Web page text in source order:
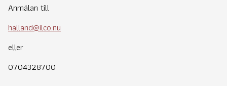
Anmälan till
halland@ilco.nu
eller
0704328700